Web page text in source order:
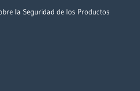
la Seguridad de los Productos